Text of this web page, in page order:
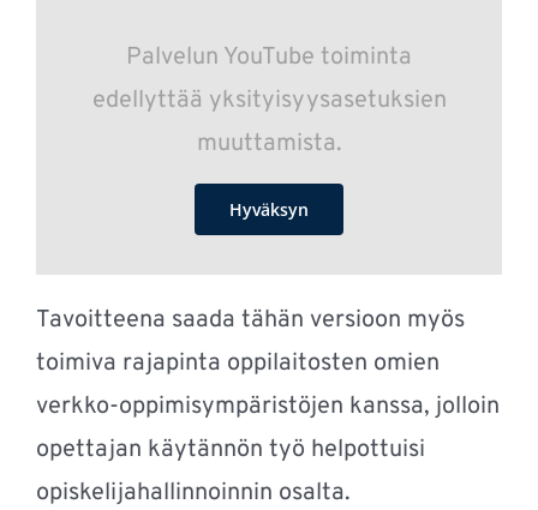
Palvelun YouTube toiminta
edellyttää yksityisyysasetuksien
muuttamista.
Hyväksyn
Tavoitteena saada tähän versioon myös
toimiva rajapinta oppilaitosten omien
verkko-oppimisympäristöjen kanssa, jolloin
opettajan käytännön työ helpottuisi
opiskelijahallinnoinnin osalta.